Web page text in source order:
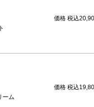
価格 税込
ーム
価格 税込